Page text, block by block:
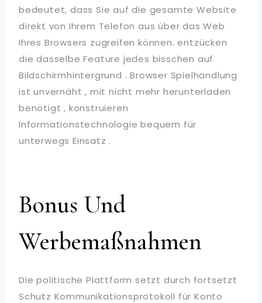
bedeutet, dass Sie auf die gesamte Website
direkt von Ihrem Telefon aus über das Web
Ihres Browsers zugreifen können. entzücken
die dasselbe Feature jedes bisschen auf
Bildschirmhintergrund . Browser Spielhandlung
ist unvernäht , mit nicht mehr herunterladen
benötigt , konstruieren
Informationstechnologie bequem für
unterwegs Einsatz .
Bonus Und
Werbemaßnahmen
Die politische Plattform setzt durch fortsetzt
Schutz Kommunikationsprotokoll für Konto